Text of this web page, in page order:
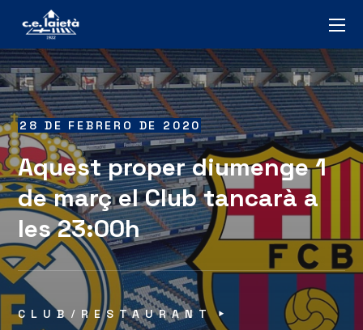
28 DE FEBRERO DE 2020
Aquest proper diumenge 1
de març el Club tancarà a
les 23:00h
CLUB
RESTAURANT